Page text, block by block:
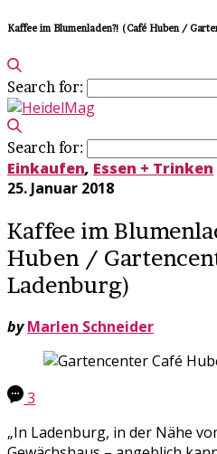
Kaffee im Blumenladen?! (Café Huben /
Search for:
Search for:
Einkaufen, Essen + Trinken
25. Januar 2018
Kaffee im
Huben /
Ladenburg)
by Marlen Schneider
3
„In Ladenburg, in der Nähe